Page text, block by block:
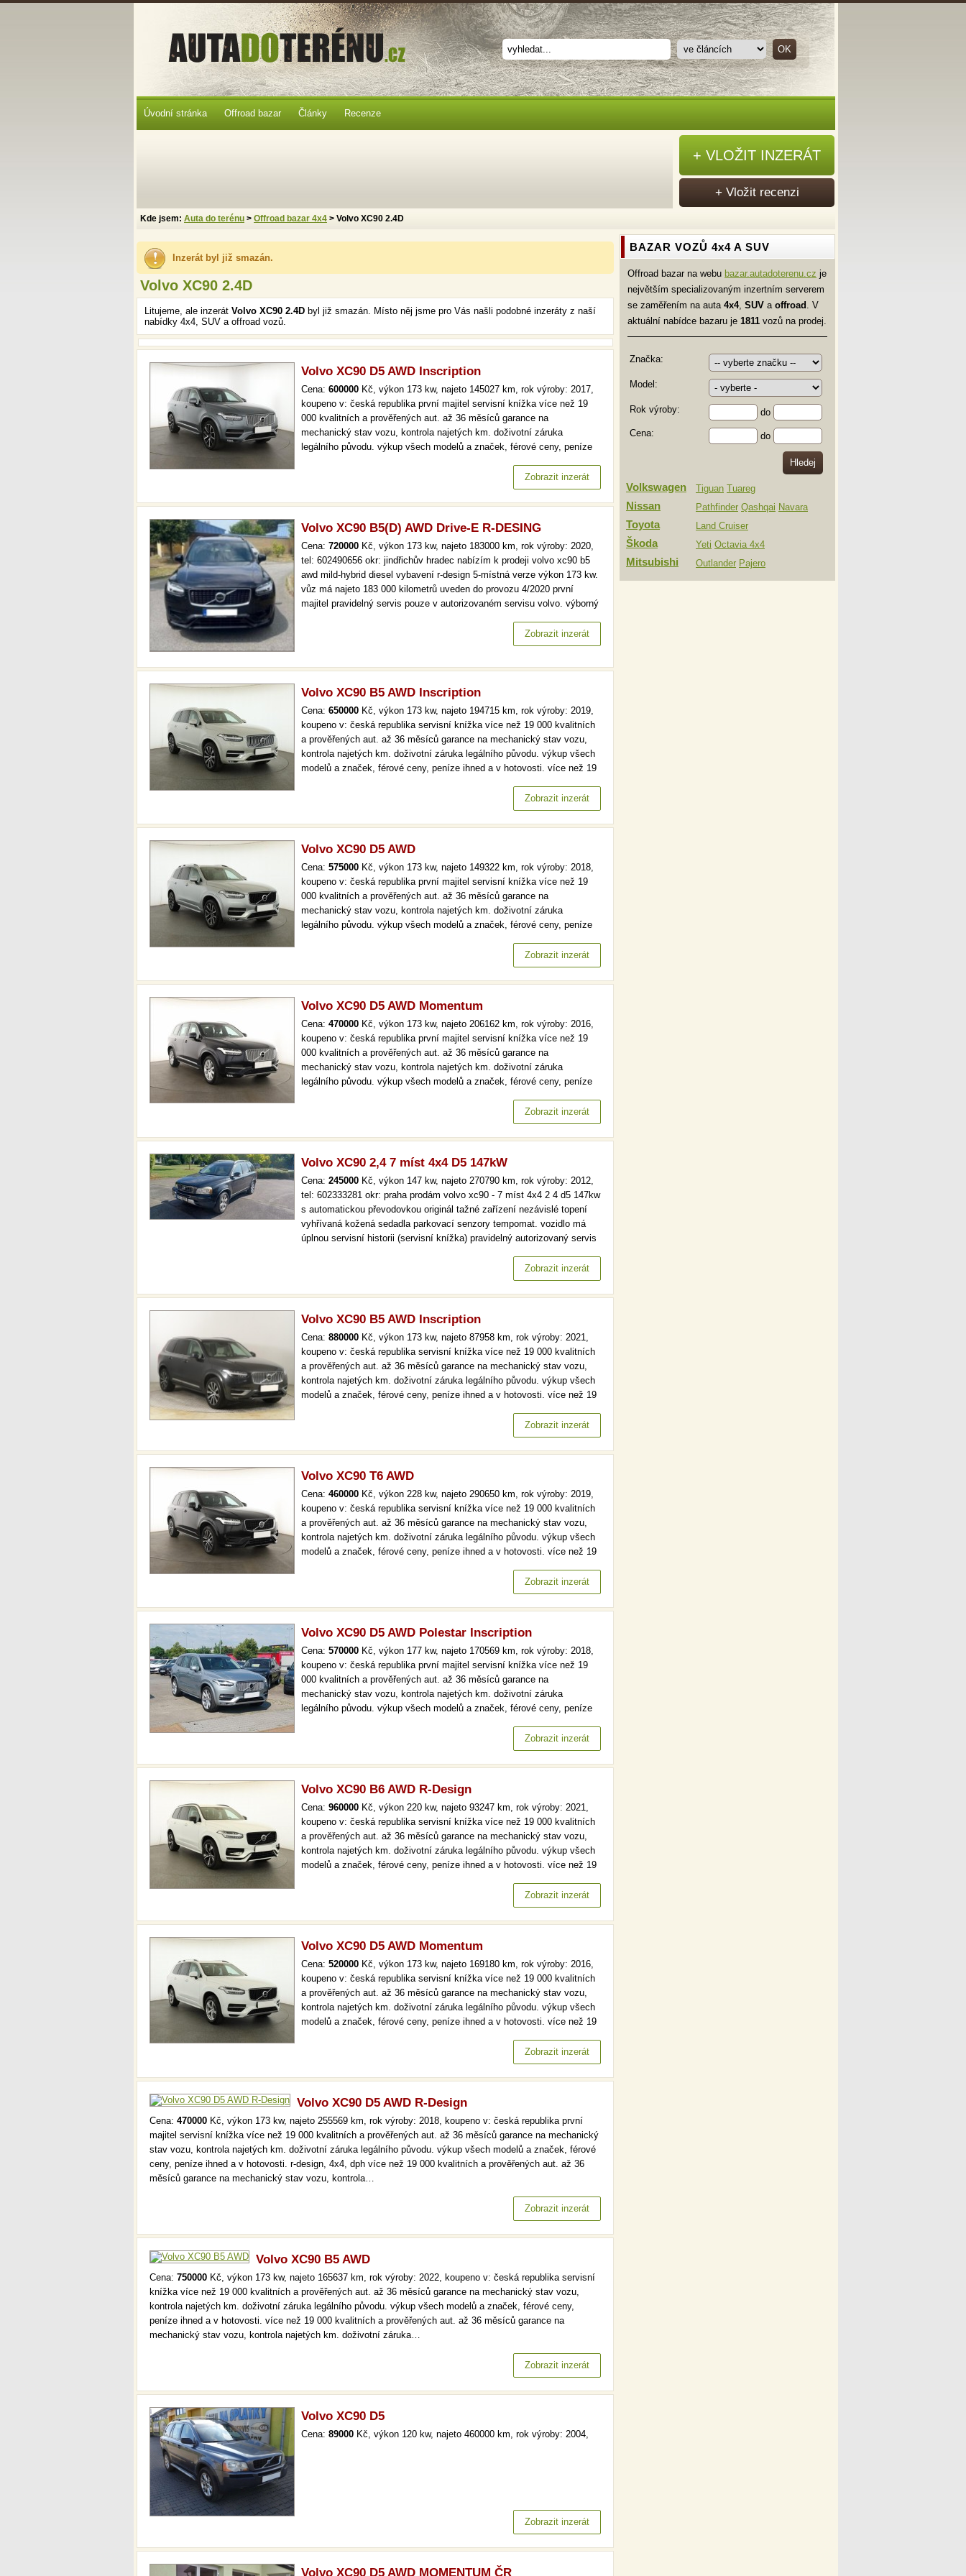
Inzerát byl již smazán.
Volvo XC90 2.4D
Litujeme, ale inzerát Volvo XC90 2.4D byl již smazán. Místo něj jsme pro Vás našli podobné inzeráty z naší
nabídky 4x4, SUV a offroad vozů.
Volvo XC90 D5 AWD Inscription
Cena: 600000 Kč, výkon 173 kw, najeto 145027 km, rok výroby: 2017,
koupeno v: česká republika první majitel servisní knížka více než 19
000 kvalitních a prověřených aut. až 36 měsíců garance na
mechanický stav vozu, kontrola najetých km. doživotní záruka
legálního původu. výkup všech modelů a značek, férové ceny, peníze
36 měsíců garance na mechanický stav vozu, kontrola najetých km.…
Zobrazit inzerát
Volvo XC90 B5(D) AWD Drive-E R-DESING
Cena: 720000 Kč, výkon 173 kw, najeto 183000 km, rok výroby: 2020,
tel: 602490656 okr: jindřichův hradec nabízím k prodeji volvo xc90 b5
awd mild-hybrid diesel vybavení r-design 5-místná verze výkon 173 kw.
vůz má najeto 183 000 kilometrů uveden do provozu 4/2020 první
majitel pravidelný servis pouze v autorizovaném servisu volvo. výborný
odběru případně ihned při rychlém jednání možná sleva…Zobrazit inzerát
Volvo XC90 B5 AWD Inscription
Cena: 650000 Kč, výkon 173 kw, najeto 194715 km, rok výroby: 2019,
koupeno v: česká republika servisní knížka více než 19 000 kvalitních
a prověřených aut. až 36 měsíců garance na mechanický stav vozu,
kontrola najetých km. doživotní záruka legálního původu. výkup všech
modelů a značek, férové ceny, peníze ihned a v hotovosti. více než 19
mechanický stav vozu, kontrola najetých km. doživotní záruka…
Zobrazit inzerát
Volvo XC90 D5 AWD
Cena: 575000 Kč, výkon 173 kw, najeto 149322 km, rok výroby: 2018,
koupeno v: česká republika první majitel servisní knížka více než 19
000 kvalitních a prověřených aut. až 36 měsíců garance na
mechanický stav vozu, kontrola najetých km. doživotní záruka
legálního původu. výkup všech modelů a značek, férové ceny, peníze
36 měsíců garance na mechanický stav vozu, kontrola najetých km.…
Zobrazit inzerát
Volvo XC90 D5 AWD Momentum
Cena: 470000 Kč, výkon 173 kw, najeto 206162 km, rok výroby: 2016,
koupeno v: česká republika první majitel servisní knížka více než 19
000 kvalitních a prověřených aut. až 36 měsíců garance na
mechanický stav vozu, kontrola najetých km. doživotní záruka
legálního původu. výkup všech modelů a značek, férové ceny, peníze
36 měsíců garance na mechanický stav vozu, kontrola najetých km.…
Zobrazit inzerát
Volvo XC90 2,4 7 míst 4x4 D5 147kW
Cena: 245000 Kč, výkon 147 kw, najeto 270790 km, rok výroby: 2012,
tel: 602333281 okr: praha prodám volvo xc90 - 7 míst 4x4 2 4 d5 147kw
s automatickou převodovkou originál tažné zařízení nezávislé topení
vyhřívaná kožená sedadla parkovací senzory tempomat. vozidlo má
úplnou servisní historii (servisní knížka) pravidelný autorizovaný servis
tažné zařízení bylo dodatečně namontováno pro nosič kol…Zobrazit inzerát
Volvo XC90 B5 AWD Inscription
Cena: 880000 Kč, výkon 173 kw, najeto 87958 km, rok výroby: 2021,
koupeno v: česká republika servisní knížka více než 19 000 kvalitních
a prověřených aut. až 36 měsíců garance na mechanický stav vozu,
kontrola najetých km. doživotní záruka legálního původu. výkup všech
modelů a značek, férové ceny, peníze ihned a v hotovosti. více než 19
mechanický stav vozu, kontrola najetých km. doživotní záruka…
Zobrazit inzerát
Volvo XC90 T6 AWD
Cena: 460000 Kč, výkon 228 kw, najeto 290650 km, rok výroby: 2019,
koupeno v: česká republika servisní knížka více než 19 000 kvalitních
a prověřených aut. až 36 měsíců garance na mechanický stav vozu,
kontrola najetých km. doživotní záruka legálního původu. výkup všech
modelů a značek, férové ceny, peníze ihned a v hotovosti. více než 19
mechanický stav vozu, kontrola najetých km. doživotní záruka…
Zobrazit inzerát
Volvo XC90 D5 AWD Polestar Inscription
Cena: 570000 Kč, výkon 177 kw, najeto 170569 km, rok výroby: 2018,
koupeno v: česká republika první majitel servisní knížka více než 19
000 kvalitních a prověřených aut. až 36 měsíců garance na
mechanický stav vozu, kontrola najetých km. doživotní záruka
legálního původu. výkup všech modelů a značek, férové ceny, peníze
36 měsíců garance na mechanický stav vozu, kontrola najetých km.…
Zobrazit inzerát
Volvo XC90 B6 AWD R-Design
Cena: 960000 Kč, výkon 220 kw, najeto 93247 km, rok výroby: 2021,
koupeno v: česká republika servisní knížka více než 19 000 kvalitních
a prověřených aut. až 36 měsíců garance na mechanický stav vozu,
kontrola najetých km. doživotní záruka legálního původu. výkup všech
modelů a značek, férové ceny, peníze ihned a v hotovosti. více než 19
mechanický stav vozu, kontrola najetých km. doživotní záruka…
Zobrazit inzerát
Volvo XC90 D5 AWD Momentum
Cena: 520000 Kč, výkon 173 kw, najeto 169180 km, rok výroby: 2016,
koupeno v: česká republika servisní knížka více než 19 000 kvalitních
a prověřených aut. až 36 měsíců garance na mechanický stav vozu,
kontrola najetých km. doživotní záruka legálního původu. výkup všech
modelů a značek, férové ceny, peníze ihned a v hotovosti. více než 19
mechanický stav vozu, kontrola najetých km. doživotní záruka…
Zobrazit inzerát
Volvo XC90 D5 AWD R-Design
Cena: 470000 Kč, výkon 173 kw, najeto 255569 km, rok výroby: 2018, koupeno v: česká republika první
majitel servisní knížka více než 19 000 kvalitních a prověřených aut. až 36 měsíců garance na mechanický
stav vozu, kontrola najetých km. doživotní záruka legálního původu. výkup všech modelů a značek, férové
ceny, peníze ihned a v hotovosti. r-design, 4x4, dph více než 19 000 kvalitních a prověřených aut. až 36
měsíců garance na mechanický stav vozu, kontrola…
Zobrazit inzerát
Volvo XC90 B5 AWD
Cena: 750000 Kč, výkon 173 kw, najeto 165637 km, rok výroby: 2022, koupeno v: česká republika servisní
knížka více než 19 000 kvalitních a prověřených aut. až 36 měsíců garance na mechanický stav vozu,
kontrola najetých km. doživotní záruka legálního původu. výkup všech modelů a značek, férové ceny,
peníze ihned a v hotovosti. více než 19 000 kvalitních a prověřených aut. až 36 měsíců garance na
mechanický stav vozu, kontrola najetých km. doživotní záruka…
Zobrazit inzerát
Volvo XC90 D5
Cena: 89000 Kč, výkon 120 kw, najeto 460000 km, rok výroby: 2004,
Zobrazit inzerát
Volvo XC90 D5 AWD MOMENTUM ČR
BAZAR VOZŮ 4x4 A SUV
Offroad bazar na webu bazar.autadoterenu.cz je
největším specializovaným inzertním serverem
se zaměřením na auta 4x4, SUV a offroad . V
aktuální nabídce bazaru je 1811 vozů na prodej.
Značka:
Model:
Rok výroby:
do
Cena:
do
Volkswagen Tiguan Tuareg
Nissan Pathfinder Qashqai Navara
Toyota Land Cruiser
Škoda Yeti Octavia 4x4
Mitsubishi Outlander Pajero
Úvodní stránka Offroad bazar Články Recenze
Kde jsem: Auta do terénu > Offroad bazar 4x4 > Volvo XC90 2.4D
+ VLOŽIT INZERÁT
+ Vložit recenzi